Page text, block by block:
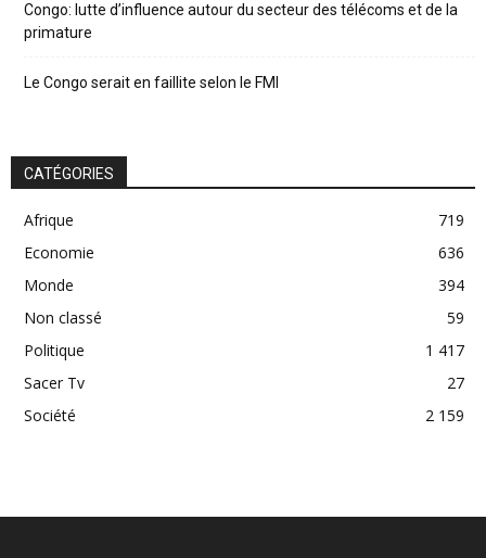
Congo: lutte d’influence autour du secteur des télécoms et de la
primature
Le Congo serait en faillite selon le FMI
CATÉGORIES
Afrique
719
Economie
636
Monde
394
Non classé
59
Politique
1 417
Sacer Tv
27
Société
2 159